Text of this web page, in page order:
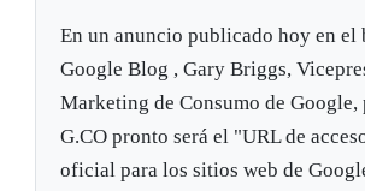
En un anuncio publicado hoy en
Google Blog , Gary Briggs,
Marketing de Consumo de Google,
G.CO pronto será el "URL de
oficial para los sitios web de